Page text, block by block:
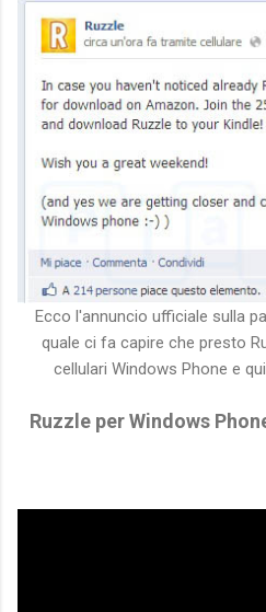
Ecco l'annuncio ufficiale sulla
quale ci fa capire che presto
cellulari Windows Phone e
Ruzzle per Windows